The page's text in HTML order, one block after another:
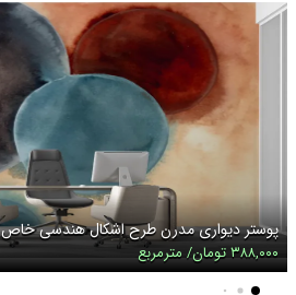
پوستر دیواری مدرن طرح اشکال هندسی خاص
۳۸۸,۰۰۰ تومان/ مترمربع